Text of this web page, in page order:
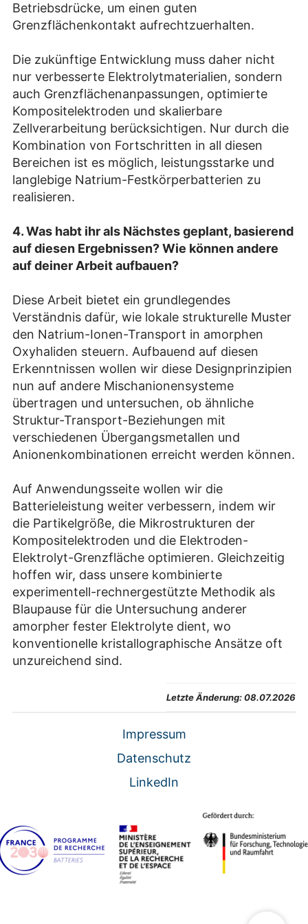
Betriebsdrücke, um einen guten
Grenzflächenkontakt aufrechtzuerhalten.
Die zukünftige Entwicklung muss daher nicht
nur verbesserte Elektrolytmaterialien, sondern
auch Grenzflächenanpassungen, optimierte
Kompositelektroden und skalierbare
Zellverarbeitung berücksichtigen. Nur durch die
Kombination von Fortschritten in all diesen
Bereichen ist es möglich, leistungsstarke und
langlebige Natrium-Festkörperbatterien zu
realisieren.
4.Was habt ihr als Nächstes geplant, basierend
auf diesen Ergebnissen? Wie können andere
auf deiner Arbeit aufbauen?
Diese Arbeit bietet ein grundlegendes
Verständnis dafür, wie lokale strukturelle Muster
den Natrium-Ionen-Transport in amorphen
Oxyhaliden steuern. Aufbauend auf diesen
Erkenntnissen wollen wir diese Designprinzipien
nun auf andere Mischanionensysteme
übertragen und untersuchen, ob ähnliche
Struktur-Transport-Beziehungen mit
verschiedenen Übergangsmetallen und
Anionenkombinationen erreicht werden können.
Auf Anwendungsseite wollen wir die
Batterieleistung weiter verbessern, indem wir
die Partikelgröße, die Mikrostrukturen der
Kompositelektroden und die Elektroden-
Elektrolyt-Grenzfläche optimieren. Gleichzeitig
hoffen wir, dass unsere kombinierte
experimentell-rechnergestützte Methodik als
Blaupause für die Untersuchung anderer
amorpher fester Elektrolyte dient, wo
konventionelle kristallographische Ansätze oft
unzureichend sind.
Letzte Änderung:08.07.2026
Impressum
Datenschutz
LinkedIn